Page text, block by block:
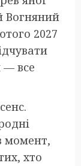
Вогняний
2027
— все
момент,
хто